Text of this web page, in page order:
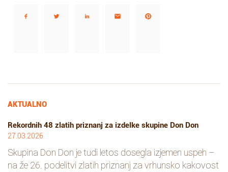
AKTUALNO
Rekordnih 48 zlatih priznanj za izdelke skupine Don Don
27.03.2026
Skupina Don Don je tudi letos dosegla izjemen uspeh –
na že 26. podelitvi zlatih priznanj za vrhunsko kakovost